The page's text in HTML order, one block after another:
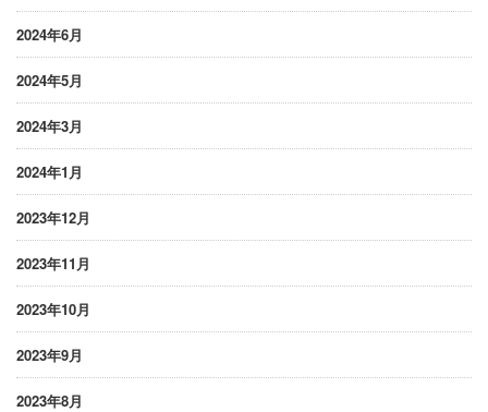
2024年6月
2024年5月
2024年3月
2024年1月
2023年12月
2023年11月
2023年10月
2023年9月
2023年8月